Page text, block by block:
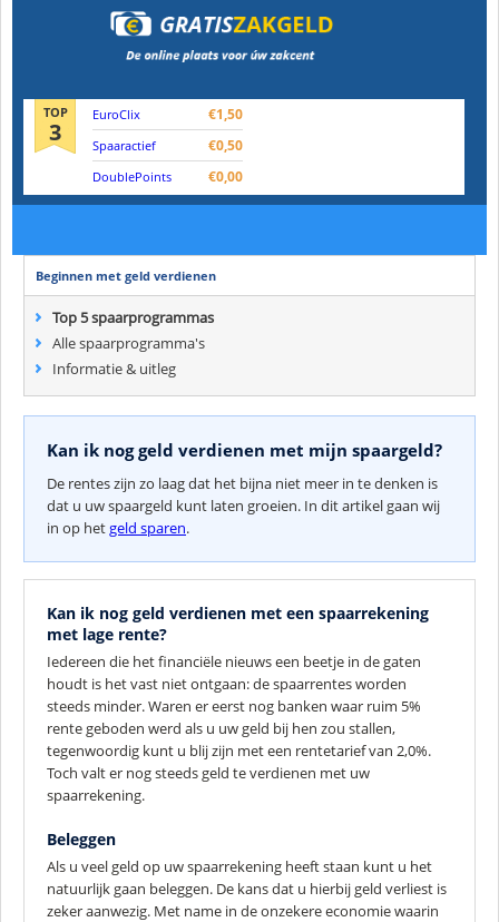
TOP
3
EuroClix €1,50
Spaaractief €0,50
DoublePoints €0,00
Beginnen met geld verdienen
Top 5 spaarprogrammas
Alle spaarprogramma's
Informatie & uitleg
Kan ik nog geld verdienen met mijn spaargeld?
De rentes zijn zo laag dat het bijna niet meer in te denken is
dat u uw spaargeld kunt laten groeien. In dit artikel gaan wij
in op hetgeld sparen.
Kan ik nog geld verdienen met een spaarrekening
met lage rente?
Iedereen die het financiële nieuws een beetje in de gaten
houdt is het vast niet ontgaan: de spaarrentes worden
steeds minder. Waren er eerst nog banken waar ruim 5%
rente geboden werd als u uw geld bij hen zou stallen,
tegenwoordig kunt u blij zijn met een rentetarief van 2,0%.
Toch valt er nog steeds geld te verdienen met uw
spaarrekening.
Beleggen
Als u veel geld op uw spaarrekening heeft staan kunt u het
natuurlijk gaan beleggen. De kans dat u hierbij geld verliest is
zeker aanwezig. Met name in de onzekere economie waarin